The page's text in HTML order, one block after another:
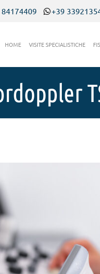
+39
HOME VISITE SPECIALISTICHE